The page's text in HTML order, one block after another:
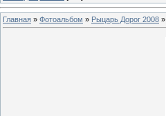
Главная » Фотоальбом » Рыцарь Дорог 2008 »